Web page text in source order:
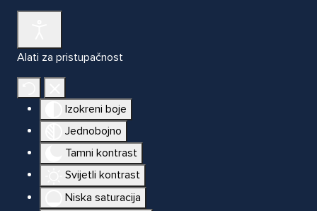
Alati za pristupačnost
Izokreni boje
Jednobojno
Tamni kontrast
Svijetli kontrast
Niska saturacija